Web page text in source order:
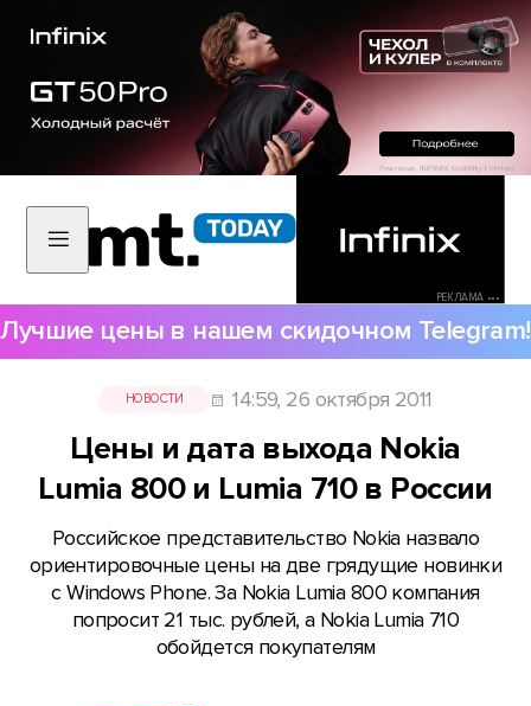
РЕКЛАМА •••
Лучшие цены в нашем скидочном Telegram!
НОВОСТИ 14:59, 26 октября 2011
Цены и дата выхода Nokia
Lumia 800 и Lumia 710 в России
Российское представительство Nokia назвало
ориентировочные цены на две грядущие новинки
с Windows Phone. За Nokia Lumia 800 компания
попросит 21 тыс. рублей, а Nokia Lumia 710
обойдется покупателям